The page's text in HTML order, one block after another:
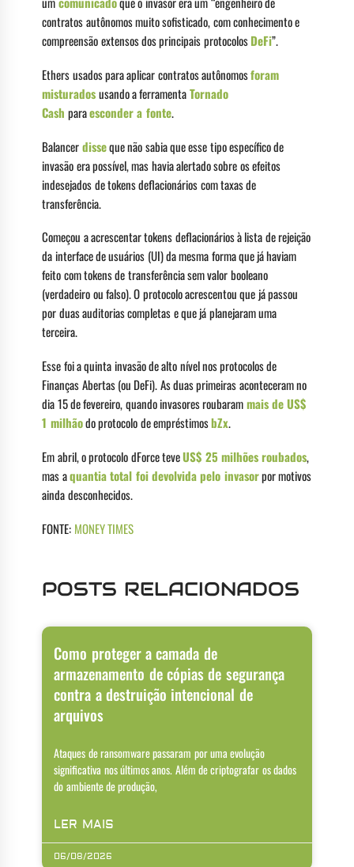
contratos autônomos muito sofisticado, com conhecimento e
compreensão extensos dos principais protocolosDeFi”.
Ethers usados para aplicar contratos autônomosforam
misturadosusando a ferramentaTornado
Cash paraesconder a fonte.
Balancerdisseque não sabia que esse tipo específico de
invasão era possível, mas havia alertado sobre os efeitos
indesejados de tokens deflacionários com taxas de
transferência.
Começou a acrescentar tokens deflacionários à lista de rejeição
da interface de usuários (UI) da mesma forma que já haviam
feito com tokens de transferência sem valor booleano
(verdadeiro ou falso). O protocolo acrescentou que já passou
por duas auditorias completas e que já planejaram uma
terceira.
Esse foi a quinta invasão de alto nível nos protocolos de
Finanças Abertas (ou DeFi). As duas primeiras aconteceram no
dia 15 de fevereiro, quando invasores roubarammais de US$
1 milhãodo protocolo de empréstimosbZx.
Em abril, o protocolo dForce teveUS$ 25 milhões roubados,
mas aquantia total foi devolvida pelo invasorpor motivos
ainda desconhecidos.
FONTE: MONEY TIMES
POSTS RELACIONADOS
Como proteger a camada de
armazenamento de cópias de segurança
contra a destruição intencional de
arquivos
Ataques de ransomware passaram por uma evolução
significativa nos últimos anos. Além de criptografar os dados
do ambiente de produção,
LER MAIS
06/08/2026